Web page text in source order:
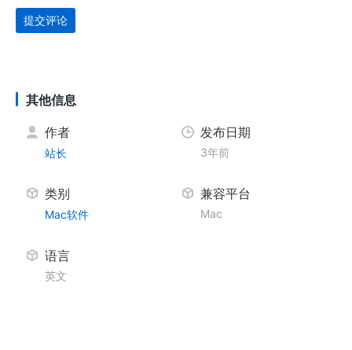
提交评论
其他信息
作者
站长
发布日期
3年前
类别
Mac软件
兼容平台
Mac
语言
英文